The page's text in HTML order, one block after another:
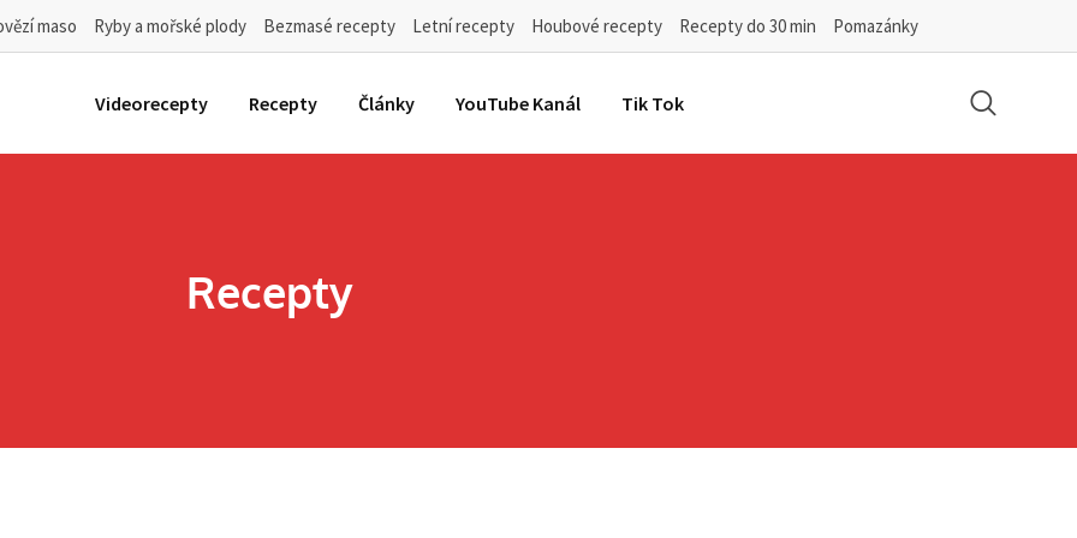
maso Ryby a mořské plody Bezmasé recepty Letní recepty Houbové recepty Recepty do 30 min Pomazánky
Videorecepty Recepty Články YouTube Kanál Tik Tok
Recepty